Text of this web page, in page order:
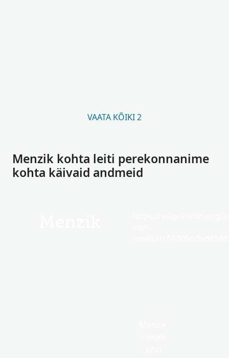
VAATA KÕIKI 2
Menzik kohta leiti perekonnanime
kohta käivaid andmeid